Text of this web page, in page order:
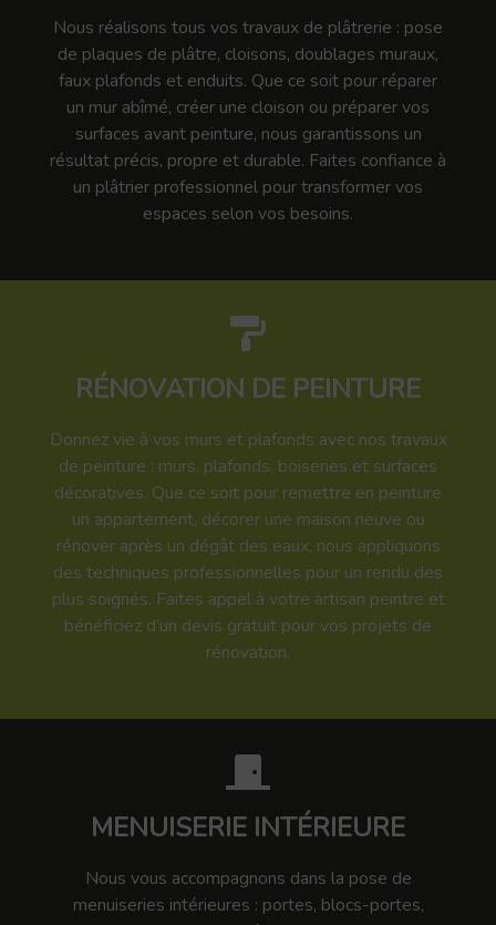
Nous réalisons tous vos travaux de plâtrerie : pose
de plaques de plâtre, cloisons, doublages muraux,
faux plafonds et enduits. Que ce soit pour réparer
un mur abîmé, créer une cloison ou préparer vos
surfaces avant peinture, nous garantissons un
résultat précis, propre et durable. Faites confiance à
un plâtrier professionnel pour transformer vos
espaces selon vos besoins.
RÉNOVATION DE PEINTURE
Donnez vie à vos murs et plafonds avec nos travaux
de peinture : murs, plafonds, boiseries et surfaces
décoratives. Que ce soit pour remettre en peinture
un appartement, décorer une maison neuve ou
rénover après un dégât des eaux, nous appliquons
des techniques professionnelles pour un rendu des
plus soignés. Faites appel à votre artisan peintre et
bénéficiez d’un devis gratuit pour vos projets de
rénovation.
MENUISERIE INTÉRIEURE
Nous vous accompagnons dans la pose de
menuiseries intérieures : portes, blocs-portes,